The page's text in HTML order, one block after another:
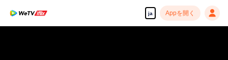
ja Appを開く